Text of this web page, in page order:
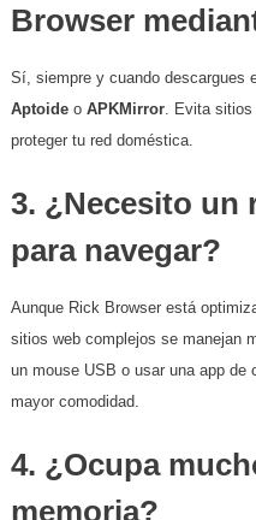
Browser
​Sí, siempre y cuando descargues
Aptoideo APKMirror. Evita sitios
proteger tu red doméstica.
​3. ¿Necesito un
para navegar?
​Aunque Rick Browser está
sitios web complejos se manejan
un mouse USB o usar una app de
mayor comodidad.
​4. ¿Ocupa
memoria?